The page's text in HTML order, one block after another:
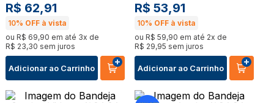
R$ 62,91
10% OFF à vista
ou R$ 69,90 em até 3x de
R$ 23,30 sem juros
Adicionar ao Carrinho
R$ 53,91
10% OFF à vista
ou R$ 59,90 em até 2x de
R$ 29,95 sem juros
Adicionar ao Carrinho